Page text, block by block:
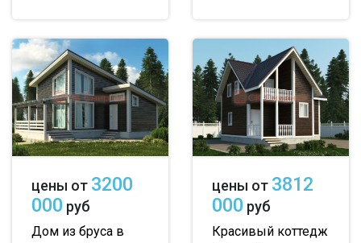
цены от 3200
000 руб
Дом из бруса в
цены от 3812
000 руб
Красивый коттедж